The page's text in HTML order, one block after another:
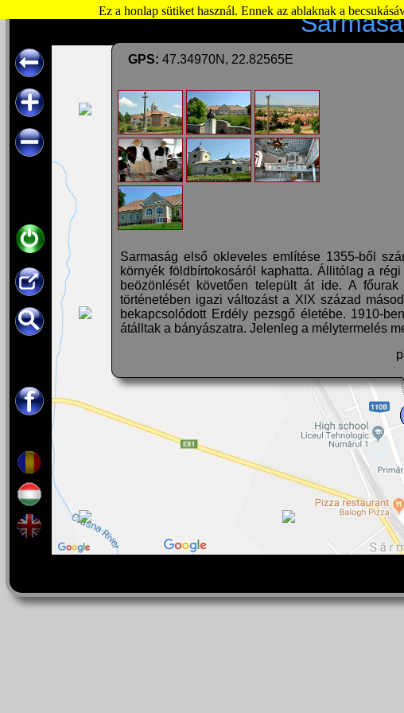
Ez a honlap sütiket használ. Ennek az ablaknak a
Sarmaság első okleveles említése 1355-ből
környék földbírtokosáról kaphatta. Állitólag a
beözönlését követően települt át ide. A
történetében igazi változást a XIX század
bekapcsolódott Erdély pezsgő életébe. 1910-
átálltak a bányászatra. Jelenleg a mélytermelés
GPS: 47.34970N, 22.82565E